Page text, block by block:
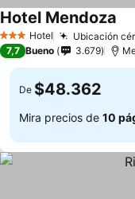
3 Estrellas
Hotel Ubicación
Hotel Mendoza
7,7 Bueno 3.679
De $48.362
Mira precios de 10